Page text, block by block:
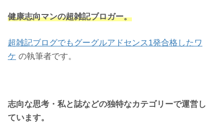
健康志向マンの超雑記ブロガー。
超雑記ブログでもグーグルアドセンス1発合格したワ
ケ の執筆者です。
志向な思考・私と誌などの独特なカテゴリーで運営し
ています。